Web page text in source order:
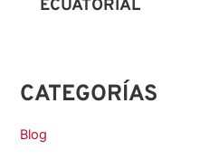
ECUATORIAL
CATEGORÍAS
Blog